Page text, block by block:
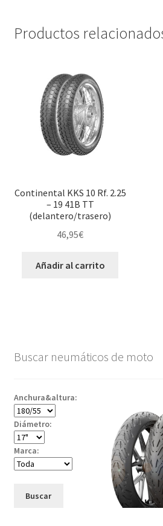
Productos
Continental KKS 10 Rf. 2.25
– 19 41B TT
(delantero/trasero)
46,95€
Añadir al carrito
Buscar neumáticos de moto
Anchura&altura:
Diámetro:
Marca:
Buscar